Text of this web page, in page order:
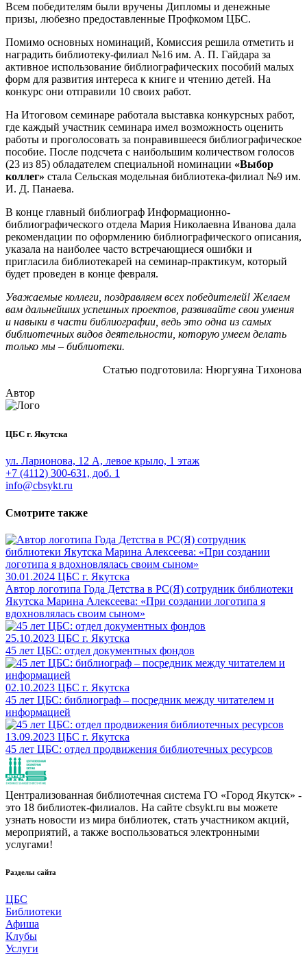
Всем победителям были вручены Дипломы и денежные
призы, любезно предоставленные Профкомом ЦБС.
Помимо основных номинаций, Комиссия решила отметить и
наградить библиотеку-филиал №16 им. А. П. Гайдара за
активное использование библиографических пособий малых
форм для развития интереса к книге и чтению детей. На
конкурс они отправили 10 своих работ.
На Итоговом семинаре работала выставка конкурсных работ,
где каждый участник семинара имел возможность оценить
работы и проголосовать за понравившееся библиографическое
пособие. После подсчета с наибольшим количеством голосов
(23 из 85) обладателем специальной номинации «Выбор
коллег» стала Сельская модельная библиотека-филиал №9 им.
И. Д. Панаева.
В конце главный библиограф Информационно-
библиографического отдела Мария Николаевна Иванова дала
рекомендации по оформлению библиографического описания,
указала на наиболее часто встречающиеся ошибки и
пригласила библиотекарей на семинар-практикум, который
будет проведен в конце февраля.
Уважаемые коллеги, поздравляем всех победителей! Желаем
вам дальнейших успешных проектов, развивайте свои умения
и навыки в части библиографии, ведь это одна из самых
библиотечных видов деятельности, которую умеем делать
только мы – библиотеки.
Статью подготовила: Нюргуяна Тихонова
Автор
ЦБС г. Якутска
ул. Ларионова, 12 А, левое крыло, 1 этаж
+7 (4112) 300-631, доб. 1
info@cbsykt.ru
Смотрите также
30.01.2024 ЦБС г. Якутска
Автор логотипа Года Детства в РС(Я) сотрудник библиотеки
Якутска Марина Алексеева: «При создании логотипа я
вдохновлялась своим сыном»
25.10.2023 ЦБС г. Якутска
45 лет ЦБС: отдел документных фондов
02.10.2023 ЦБС г. Якутска
45 лет ЦБС: библиограф – посредник между читателем и
информацией
13.09.2023 ЦБС г. Якутска
45 лет ЦБС: отдел продвижения библиотечных ресурсов
Централизованная библиотечная система ГО «Город Якутск» -
это 18 библиотек-филиалов. На сайте cbsykt.ru вы можете
узнать новости из мира библиотек, стать участником акций,
мероприятий, а также воспользоваться электронными
услугами!
Разделы сайта
ЦБС
Библиотеки
Афиша
Клубы
Услуги